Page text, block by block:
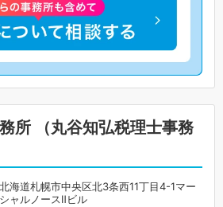
所 （丸谷知弘税理士事務
北海道札幌市中央区北3条西11丁目4-1マー
シャルノースⅡビル